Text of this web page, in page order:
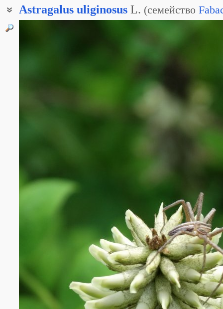
Astragalus uliginosus L. (семейство